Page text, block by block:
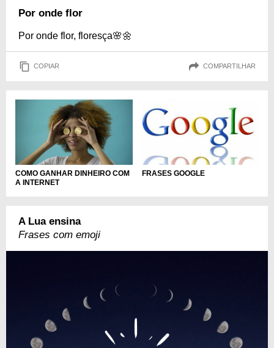
Por onde flor
Por onde flor, floresça🌸🌼
COPIAR COMPARTILHAR
COMO GANHAR DINHEIRO COM
A INTERNET
FRASES GOOGLE
A Lua ensina
Frases com emoji